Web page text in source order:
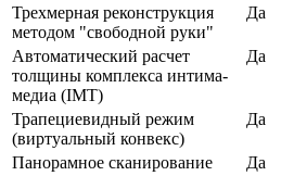
Трехмерная реконструкция
методом "свободной руки"
Да
Автоматический расчет
толщины комплекса интима-
медиа (IMT)
Да
Трапециевидный режим
(виртуальный конвекс)
Да
Панорамное сканирование
Да